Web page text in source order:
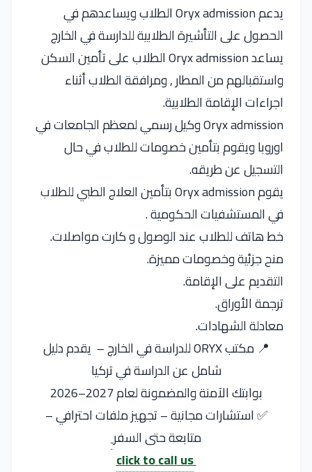
يدعم Oryx admission الطلاب ويساعدهم في
الحصول على التأشيرة الطلابية للدارسة في الخارج
يساعد Oryx admission الطلاب على تأمين السكن
واستقبالهم من المطار , ومرافقة الطلاب أثناء
اجراءات الإقامة الطلابية.
Oryx admission وكيل رسمي لمعظم الجامعات في
اوروبا ويقوم بتأمين خصومات للطلاب في حال
التسجيل عن طريقه.
يقوم Oryx admission بتأمين العلاج الطبي للطلاب
في المستشفيات الحكومية .
خط هاتف للطلاب عند الوصول و كارت مواصلات.
منح جزئية وخصومات مميزة.
التقديم على الإقامة.
ترجمة الأوراق.
معادلة الشهادات.
📍 مكتب ORYX للدراسة في الخارج – يقدم دليل
شامل عن الدراسة في تركيا
بوابتك الآمنة والمضمونة لعام 2027–2026
✅ استشارات مجانية – تجهيز ملفات احترافي –
متابعة حتى السفر
click to call us